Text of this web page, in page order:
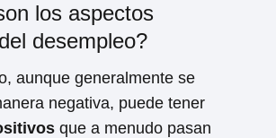
los aspectos
desempleo?
aunque generalmente se
negativa, puede tener
que a menudo pasan